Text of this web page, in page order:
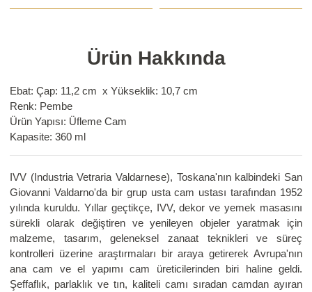
Ürün Hakkında
Ebat: Çap: 11,2 cm x Yükseklik: 10,7 cm
Renk: Pembe
Ürün Yapısı: Üfleme Cam
Kapasite: 360 ml
IVV (Industria Vetraria Valdarnese), Toskana'nın kalbindeki San
Giovanni Valdarno'da bir grup usta cam ustası tarafından 1952
yılında kuruldu. Yıllar geçtikçe, IVV, dekor ve yemek masasını
sürekli olarak değiştiren ve yenileyen objeler yaratmak için
malzeme, tasarım, geleneksel zanaat teknikleri ve süreç
kontrolleri üzerine araştırmaları bir araya getirerek Avrupa'nın
ana cam ve el yapımı cam üreticilerinden biri haline geldi.
Şeffaflık, parlaklık ve tın, kaliteli camı sıradan camdan ayıran